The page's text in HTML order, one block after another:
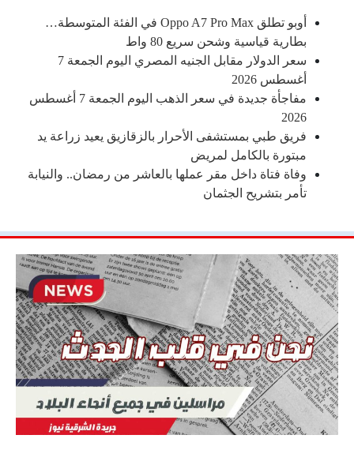
أوبو تطلق Oppo A7 Pro Max في الفئة المتوسطة…
بطارية قياسية وشحن سريع 80 واط
سعر الدولار مقابل الجنيه المصري اليوم الجمعة 7
أغسطس 2026
مفاجأة جديدة في سعر الذهب اليوم الجمعة 7 أغسطس
2026
فريق طبي بمستشفى الأحرار بالزقازيق يعيد زراعة يد
مبتورة بالكامل لمريض
وفاة فتاة داخل مقر عملها بالعاشر من رمضان.. والنيابة
تأمر بتشريح الجثمان